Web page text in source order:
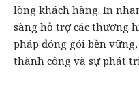
lòng khách hàng. In
sàng hỗ trợ các thương
pháp đóng gói bền
thành công và sự phát